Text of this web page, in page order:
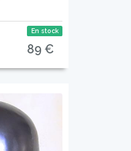
En stock
89 €